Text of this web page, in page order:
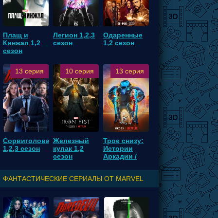
Плащ и
Кинжал 1,2
сезон
Легион 1,2,3
сезон
Одаренные
1,2 сезон
13 серия
Сорвиголова
1,2,3 сезон
10 серия
Железный
кулак 1,2
сезон
13 серия
Трое снизу:
Истории
Аркадии /
ФАНТАСТИЧЕСКИЕ СЕРИАЛЫ ОТ MARVEL